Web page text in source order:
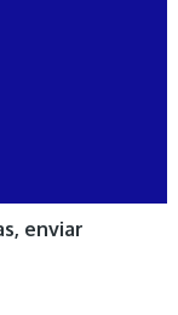
enviar